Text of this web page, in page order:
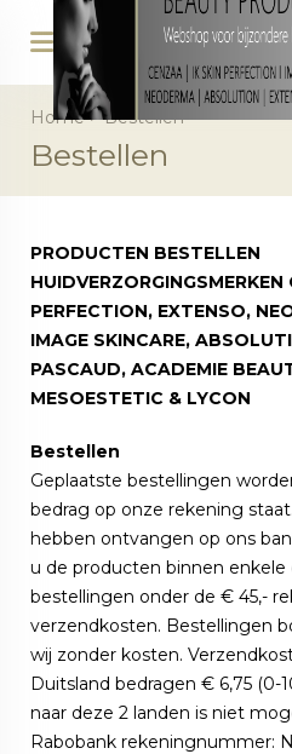
Home>Bestellen
Bestellen
PRODUCTEN BESTELLEN
PERFECTION, EXTENSO,
IMAGE SKINCARE,
PASCAUD, ACADEMIE
MESOESTETIC & LYCON
Bestellen
Geplaatste bestellingen
bedrag op onze rekening
hebben ontvangen op ons
u de producten binnen enkele
bestellingen onder de € 45,-
verzendkosten. Bestellingen
wij zonder kosten.
Duitsland bedragen € 6,75 (0-
naar deze 2 landen is niet
Rabobank rekeningnummer: